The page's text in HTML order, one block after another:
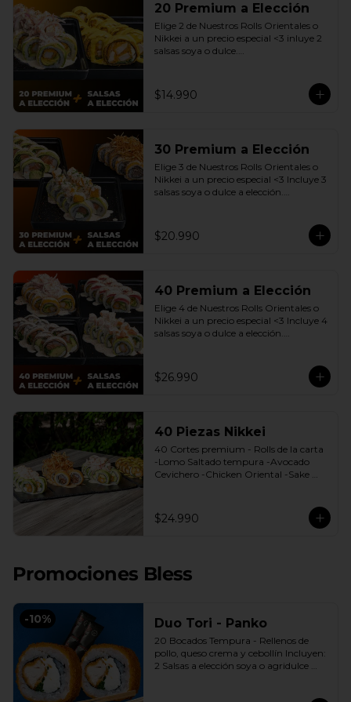
20 Premium a Elección
Elige 2 de Nuestros Rolls Orientales o
Nikkei a un precio especial <3 inluye 2
salsas soya o dulce.
$14.990
30 Premium a Elección
Elige 3 de Nuestros Rolls Orientales o
Nikkei a un precio especial <3 Incluye 3
salsas soya o dulce a elección.
$20.990
40 Premium a Elección
Elige 4 de Nuestros Rolls Orientales o
Nikkei a un precio especial <3 Incluye 4
salsas soya o dulce a elección.
$26.990
40 Piezas Nikkei
40 Cortes premium - Rolls de la carta
-Lomo Saltado tempura -Avocado
Cevichero -Chicken Oriental -Sake
$24.990
Promociones Bless
-10% Duo Tori - Panko
20 Bocados Tempura - Rellenos de
pollo, queso crema y cebollín Incluyen:
2 Salsas a elección soya o agridulce